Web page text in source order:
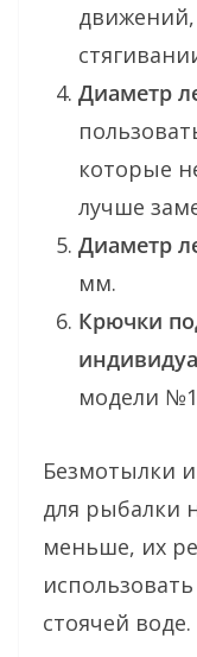
Диаметр
которые
лучше
Диаметр
мм.
Крючки
модели
Безмотылки
для рыбалки
меньше, их
стоячей воде.